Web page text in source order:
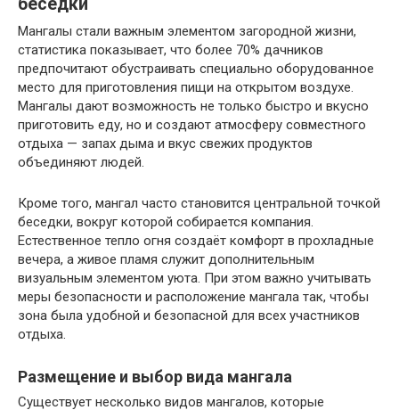
беседки
Мангалы стали важным элементом загородной жизни,
статистика показывает, что более 70% дачников
предпочитают обустраивать специально оборудованное
место для приготовления пищи на открытом воздухе.
Мангалы дают возможность не только быстро и вкусно
приготовить еду, но и создают атмосферу совместного
отдыха — запах дыма и вкус свежих продуктов
объединяют людей.
Кроме того, мангал часто становится центральной точкой
беседки, вокруг которой собирается компания.
Естественное тепло огня создаёт комфорт в прохладные
вечера, а живое пламя служит дополнительным
визуальным элементом уюта. При этом важно учитывать
меры безопасности и расположение мангала так, чтобы
зона была удобной и безопасной для всех участников
отдыха.
Размещение и выбор вида мангала
Существует несколько видов мангалов, которые